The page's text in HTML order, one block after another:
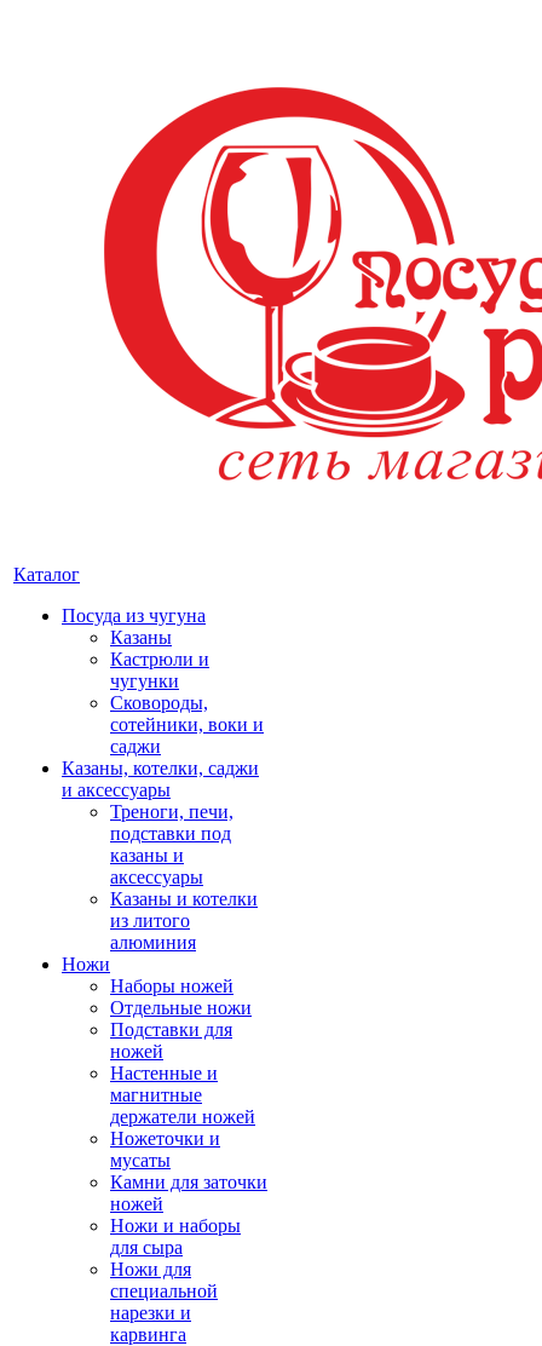
Каталог
Посуда из чугуна
Казаны
Кастрюли и
чугунки
Сковороды,
сотейники, воки и
саджи
Казаны, котелки, саджи
и аксессуары
Треноги, печи,
подставки под
казаны и
аксессуары
Казаны и котелки
из литого
алюминия
Ножи
Наборы ножей
Отдельные ножи
Подставки для
ножей
Настенные и
магнитные
держатели ножей
Ножеточки и
мусаты
Камни для заточки
ножей
Ножи и наборы
для сыра
Ножи для
специальной
нарезки и
карвинга